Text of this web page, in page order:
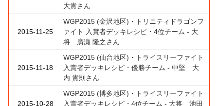
大貴さん
2015-11-25
WGP2015 (金沢地区)・トリニティドラゴンフ
ァイト 入賞者デッキレシピ・4位チーム - 大
将 廣瀬 隆之さん
2015-11-18
WGP2015 (仙台地区)・トライスリーファイト
入賞者デッキレシピ・優勝チーム - 中堅 大
内 貴則さん
2015-10-28
WGP2015 (博多地区)・トライスリーファイト
入賞者デッキレシピ・4位チーム - 大将 池田